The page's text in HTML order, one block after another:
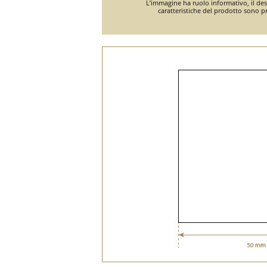
L’immagine ha ruolo informativo, il
caratteristiche del prodotto sono